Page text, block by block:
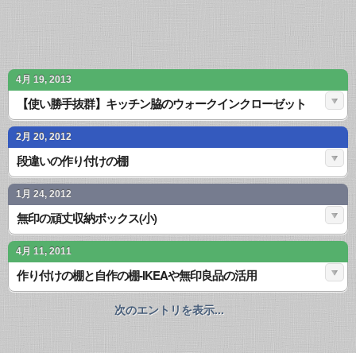
4月 19, 2013
【使い勝手抜群】キッチン脇のウォークインクローゼット
2月 20, 2012
段違いの作り付けの棚
1月 24, 2012
無印の頑丈収納ボックス(小)
4月 11, 2011
作り付けの棚と自作の棚-IKEAや無印良品の活用
次のエントリを表示...